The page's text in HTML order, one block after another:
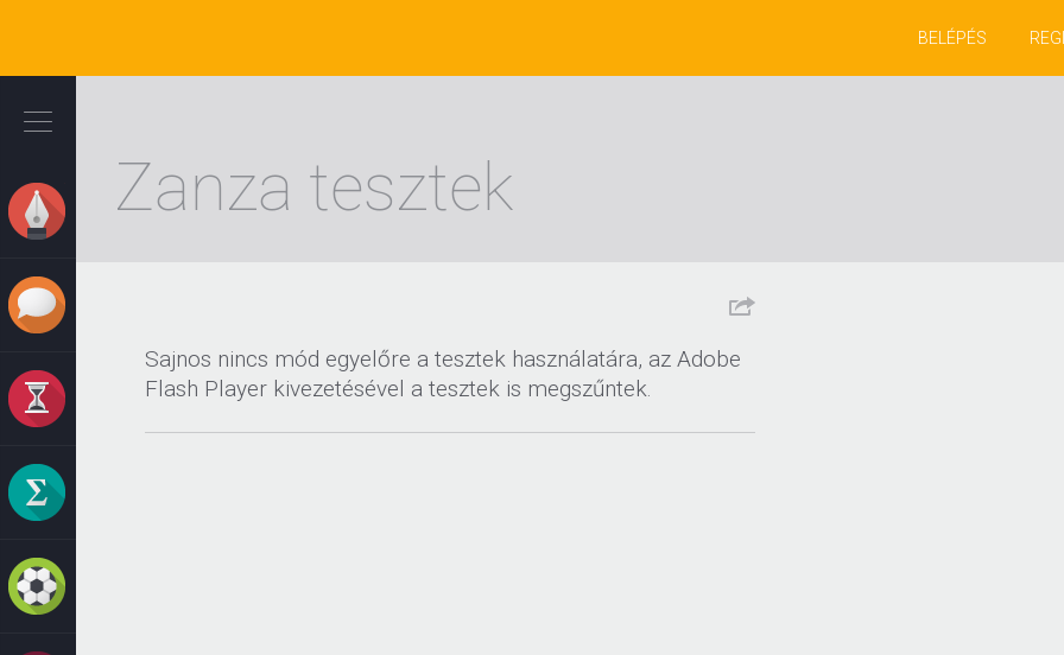
tartalomra
BELÉPÉS
Zanza tesztek
Sajnos nincs mód egyelőre a tesztek használatára, az Adobe
Flash Player kivezetésével a tesztek is megszűntek.